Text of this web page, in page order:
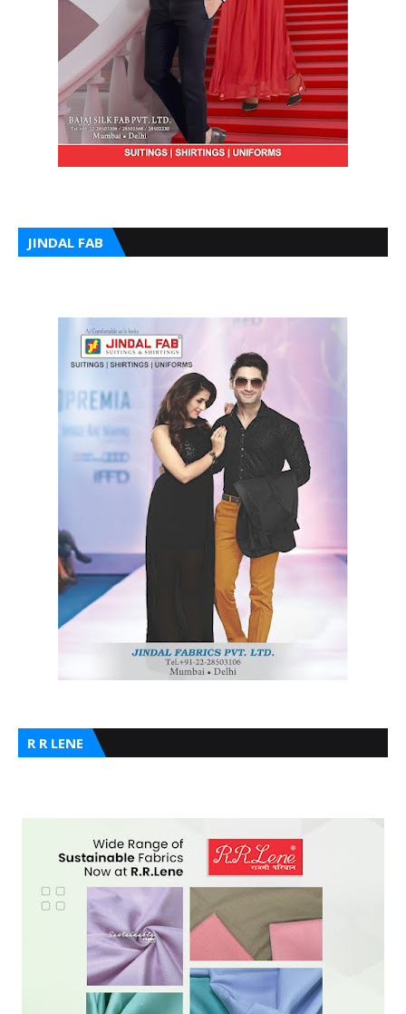
JINDAL FAB
R R LENE